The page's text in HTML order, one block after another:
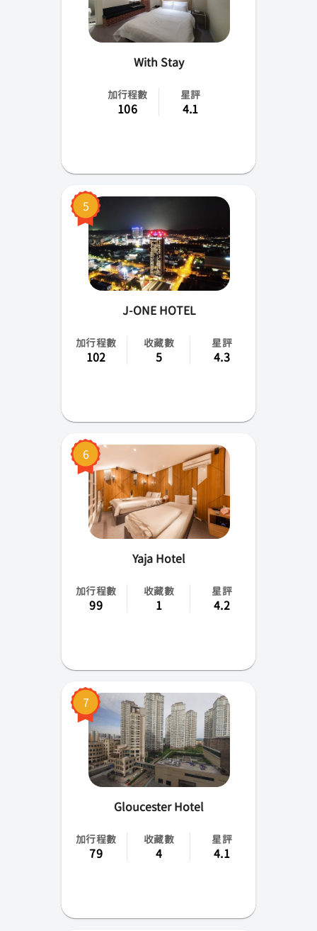
With Stay
加行程數
106
星評
4.1
5
J-ONE HOTEL
加行程數
102
收藏數
5
星評
4.3
6
Yaja Hotel
加行程數
99
收藏數
1
星評
4.2
7
Gloucester Hotel
加行程數
79
收藏數
4
星評
4.1